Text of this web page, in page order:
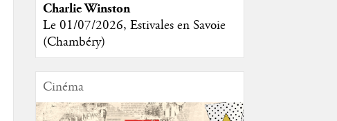
Charlie Winston
Le 01/07/2026, Estivales en Savoie
(Chambéry)
Cinéma